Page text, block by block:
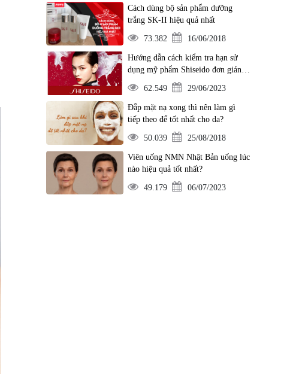
Cách dùng bộ sản phẩm dưỡng
trắng SK-II hiệu quả nhất
73.382 16/06/2018
Hướng dẫn cách kiểm tra hạn sử
dụng mỹ phẩm Shiseido đơn giản
nhất
62.549 29/06/2023
Đắp mặt nạ xong thì nên làm gì
tiếp theo để tốt nhất cho da?
50.039 25/08/2018
Viên uống NMN Nhật Bản uống lúc
nào hiệu quả tốt nhất?
49.179 06/07/2023